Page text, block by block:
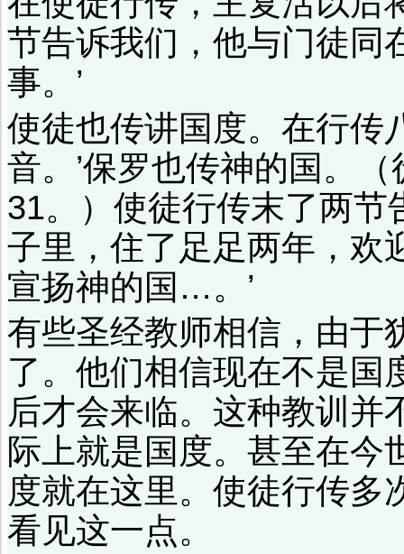
节告诉我们，他与门徒同
事。’
使徒也传讲国度。在行传
音。’保罗也传神的国。
31。）使徒行传末了两节
子里，住了足足两年，欢
宣扬神的国…。’
有些圣经教师相信，由于
了。他们相信现在不是国
后才会来临。这种教训并
际上就是国度。甚至在今
度就在这里。使徒行传多
看见这一点。